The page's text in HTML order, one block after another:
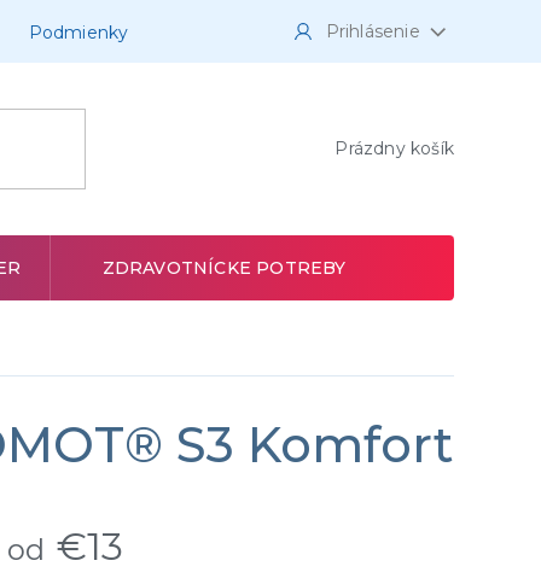
Podmienky Prihlásenie
NÁKUPNÝ
Prázdny košík
ZDRAVOTNÍCKE POTREBY
S3 Komfort
€13